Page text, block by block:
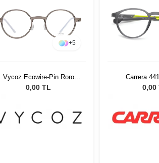
+4
Carrera 4418 0UV51
0,00 TL
Vogue
0,00